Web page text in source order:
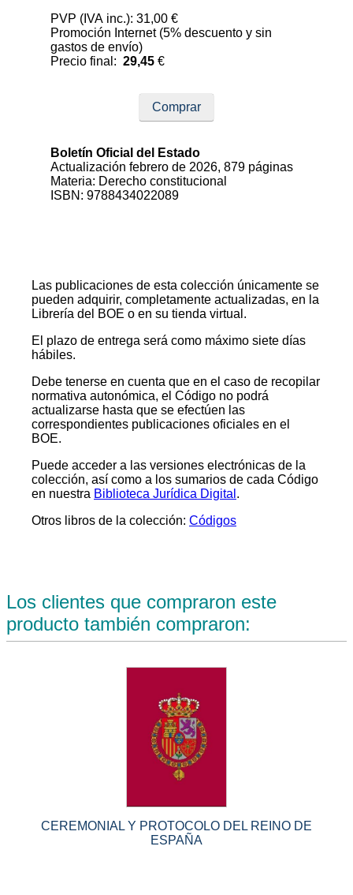
PVP (IVA inc.): 31,00 €
Promoción Internet (5% descuento y sin
gastos de envío)
Precio final: 29,45 €
Comprar
Boletín Oficial del Estado
Actualización febrero de 2026, 879 páginas
Materia: Derecho constitucional
ISBN: 9788434022089
Las publicaciones de esta colección únicamente se
pueden adquirir, completamente actualizadas, en la
Librería del BOE o en su tienda virtual.
El plazo de entrega será como máximo siete días
hábiles.
Debe tenerse en cuenta que en el caso de recopilar
normativa autonómica, el Código no podrá
actualizarse hasta que se efectúen las
correspondientes publicaciones oficiales en el
BOE.
Puede acceder a las versiones electrónicas de la
colección, así como a los sumarios de cada Código
en nuestra Biblioteca Jurídica Digital .
Otros libros de la colección: Códigos
Los clientes que compraron este
producto también compraron:
CEREMONIAL Y PROTOCOLO DEL REINO DE
ESPAÑA